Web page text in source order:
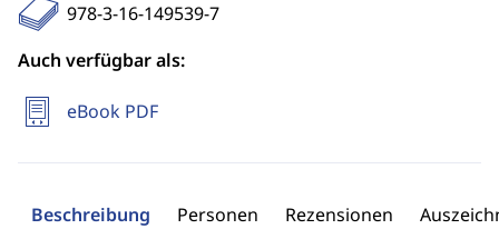
978-3-16-149539-7
Auch verfügbar als:
eBook PDF
Beschreibung Personen Rezensionen